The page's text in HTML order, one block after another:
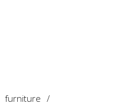
furniture